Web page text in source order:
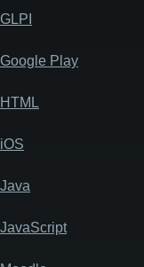
GLPI
Google Play
HTML
iOS
Java
JavaScript